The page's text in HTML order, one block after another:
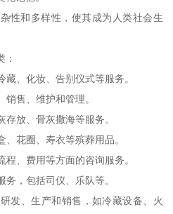
性和多样性，使其成为人类社会生
、化妆、告别仪式等服务。
售、维护和管理。
放、骨灰撒海等服务。
花圈、寿衣等殡葬用品。
、费用等方面的咨询服务。
，包括司仪、乐队等。
发、生产和销售，如冷藏设备、火